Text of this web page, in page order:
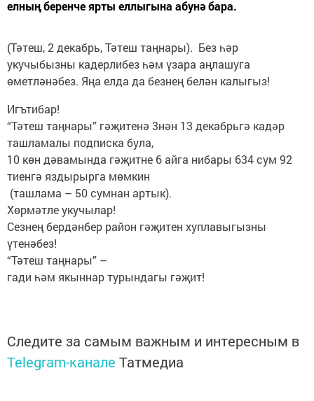
елның беренче ярты еллыгына абунә бара.
(Тәтеш, 2 декабрь, Тәтеш таңнары). Без һәр
укучыбызны кадерлибез һәм үзара аңлашуга
өметләнәбез. Яңа елда да безнең белән калыгыз!
Игътибар!
“Тәтеш таңнары” гәҗитенә 3нән 13 декабрьгә кадәр
ташламалы подписка була,
10 көн дәвамында гәҗитне 6 айга нибары 634 сум 92
тиенгә яздырырга мөмкин
(ташлама – 50 сумнан артык).
Хөрмәтле укучылар!
Сезнең бердәнбер район гәҗитен хуплавыгызны
үтенәбез!
“Тәтеш таңнары” –
гади һәм якыннар турындагы гәҗит!
Следите за самым важным и интересным в
Telegram-канале Татмедиа